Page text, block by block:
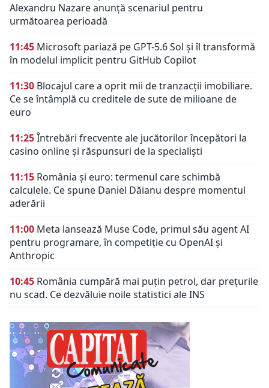
Alexandru Nazare anunță scenariul pentru
următoarea perioadă
11:45 Microsoft pariază pe GPT-5.6 Sol și îl transformă
în modelul implicit pentru GitHub Copilot
11:30 Blocajul care a oprit mii de tranzacții imobiliare.
Ce se întâmplă cu creditele de sute de milioane de
euro
11:25Întrebări frecvente ale jucătorilor începători la
casino online și răspunsuri de la specialiști
11:15 România și euro: termenul care schimbă
calculele. Ce spune Daniel Dăianu despre momentul
aderării
11:00 Meta lansează Muse Code, primul său agent AI
pentru programare, în competiție cu OpenAI și
Anthropic
10:45 România cumpără mai puțin petrol, dar prețurile
nu scad. Ce dezvăluie noile statistici ale INS